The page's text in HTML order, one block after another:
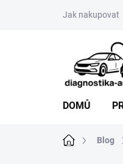
Jak nakupovat
DOMŮ
Domů Blog